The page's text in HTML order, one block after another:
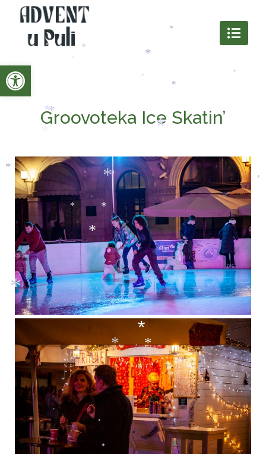
Open toolbar
Groovoteka Ice Skatin’
*
*
*
*
*
*
*
*
*
*
*
*
*
*
*
*
*
*